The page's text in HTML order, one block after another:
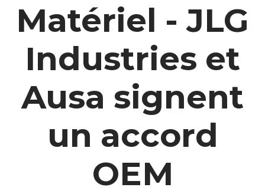
Matériel - JLG
Industries et
Ausa signent
un accord
OEM